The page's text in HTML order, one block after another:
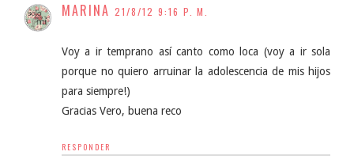
MARINA 21/8/12 9:16 P. M.
Voy a ir temprano así canto como loca (voy a ir sola
porque no quiero arruinar la adolescencia de mis hijos
para siempre!)
Gracias Vero, buena reco
RESPONDER